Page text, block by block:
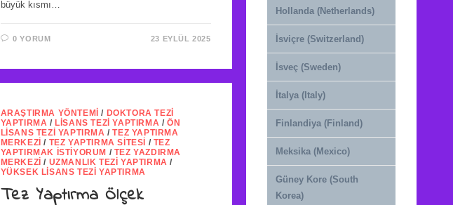
büyük kısmı…
0 YORUM 23 EYLÜL 2025
ARAŞTIRMA YÖNTEMI / DOKTORA TEZI
YAPTIRMA / LISANS TEZI YAPTIRMA /ÖN
LISANS TEZI YAPTIRMA /TEZ YAPTIRMA
MERKEZI / TEZ YAPTIRMA SITESI / TEZ
YAPTIRMAK İSTIYORUM / TEZ YAZDIRMA
MERKEZI / UZMANLIK TEZI YAPTIRMA /
YÜKSEK LISANS TEZI YAPTIRMA
Tez Yaptırma Ölçek
Hollanda (Netherlands)
İsviçre (Switzerland)
İsveç (Sweden)
İtalya (Italy)
Finlandiya (Finland)
Meksika (Mexico)
Güney Kore (South
Korea)